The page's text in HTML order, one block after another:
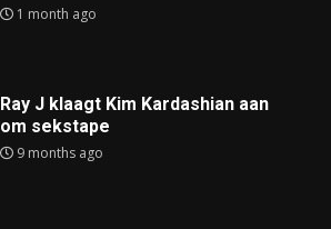
1 month ago
Ray J klaagt Kim Kardashian aan
om sekstape
9 months ago